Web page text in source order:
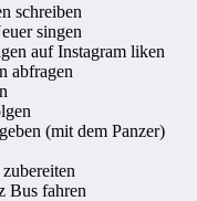
schreiben
singen
auf Instagram liken
abfragen
(mit dem Panzer)
Bus fahren